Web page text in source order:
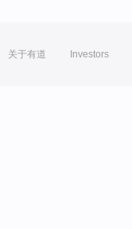
关于有道 Investors